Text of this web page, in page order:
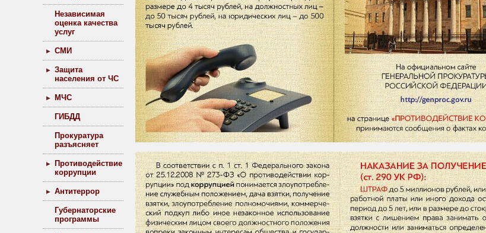
Независимая
оценка качества
услуг
СМИ
Защита
населения от ЧС
МЧС
ГИБДД
Прокуратура
разъясняет
Противодействие
коррупции
Антитеррор
Губернаторские
программы